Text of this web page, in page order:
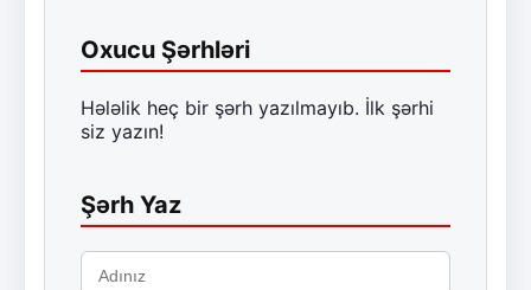
Oxucu Şərhləri
Hələlik heç bir şərh yazılmayıb. İlk şərhi
siz yazın!
Şərh Yaz